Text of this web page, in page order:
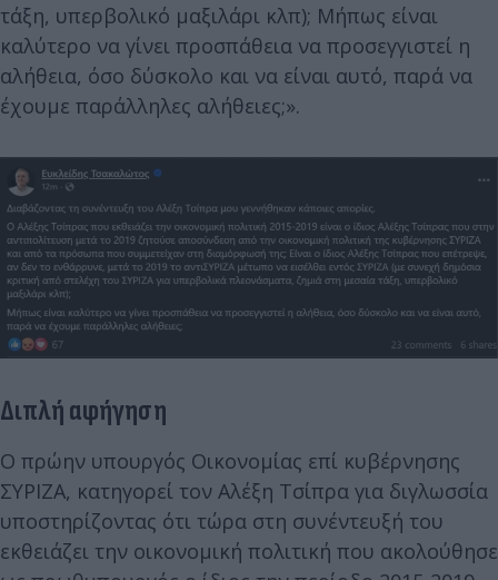
τάξη, υπερβολικό μαξιλάρι κλπ); Μήπως είναι
καλύτερο να γίνει προσπάθεια να προσεγγιστεί η
αλήθεια, όσο δύσκολο και να είναι αυτό, παρά να
έχουμε παράλληλες αλήθειες;».
Διπλή αφήγηση
Ο πρώην υπουργός Οικονομίας επί κυβέρνησης
ΣΥΡΙΖΑ, κατηγορεί τον Αλέξη Τσίπρα για διγλωσσία
υποστηρίζοντας ότι τώρα στη συνέντευξή του
εκθειάζει την οικονομική πολιτική που ακολούθησε